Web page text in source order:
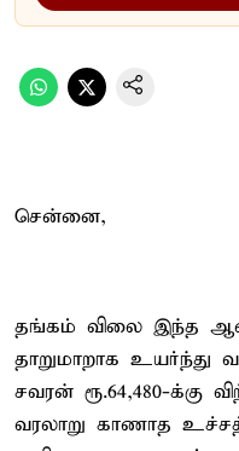
சென்னை,
தங்கம் விலை இந்த
தாறுமாறாக உயர்ந்து
சவரன் ரூ.64,480-க்கு
வரலாறு காணாத